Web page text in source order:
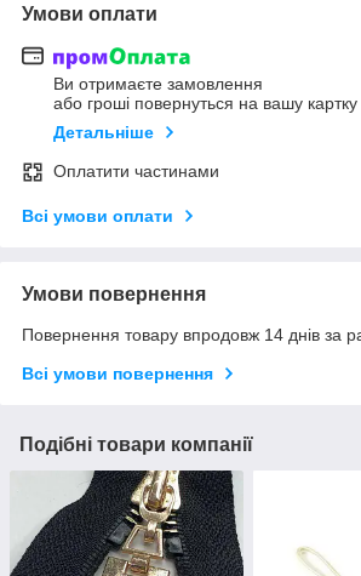
Умови оплати
Ви отримаєте замовлення
або гроші повернуться на вашу картку
Детальніше
Оплатити частинами
Всі умови оплати
Умови повернення
Повернення товару впродовж 14 днів за
Всі умови повернення
Подібні товари компанії